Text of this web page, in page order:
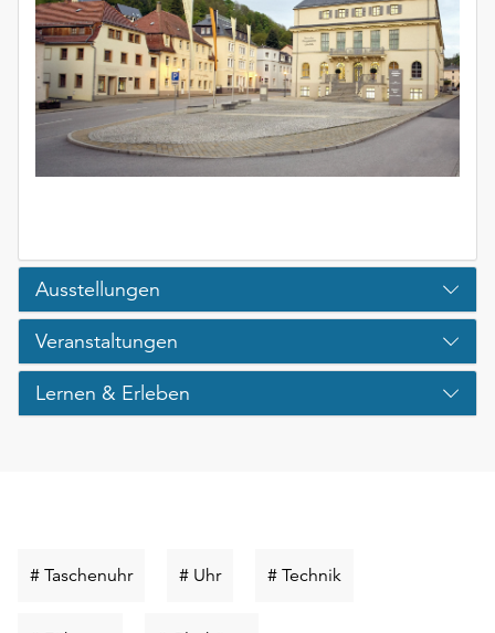
Ausstellungen
Veranstaltungen
Lernen & Erleben
# TaschenuhrSchlüsselwort
# UhrSchlüsselwort
# Technik